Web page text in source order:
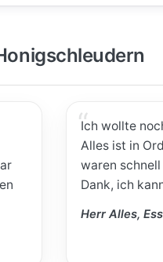
Ich wollte
Alles ist in
waren
Dank, ich
Herr Alles,